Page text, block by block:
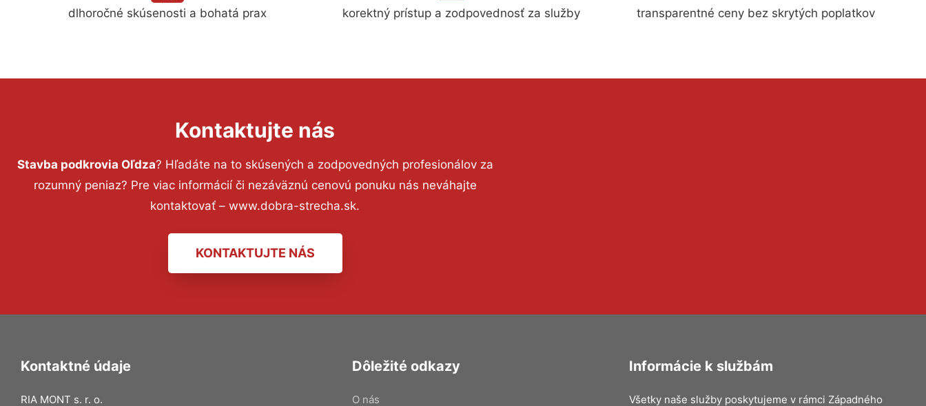
dlhoročné skúsenosti a bohatá prax korektný prístup a zodpovednosť za služby transparentné ceny bez skrytých poplatkov
Kontaktujte nás
Stavba podkrovia Oľdza? Hľadáte na to skúsených a zodpovedných profesionálov za
rozumný peniaz? Pre viac informácií či nezáväznú cenovú ponuku nás neváhajte
kontaktovať – www.dobra-strecha.sk.
KONTAKTUJTE NÁS
Kontaktné údaje
RIA MONT s. r. o.
Dôležité odkazy
O nás
Informácie k službám
Všetky naše služby poskytujeme v rámci Západného